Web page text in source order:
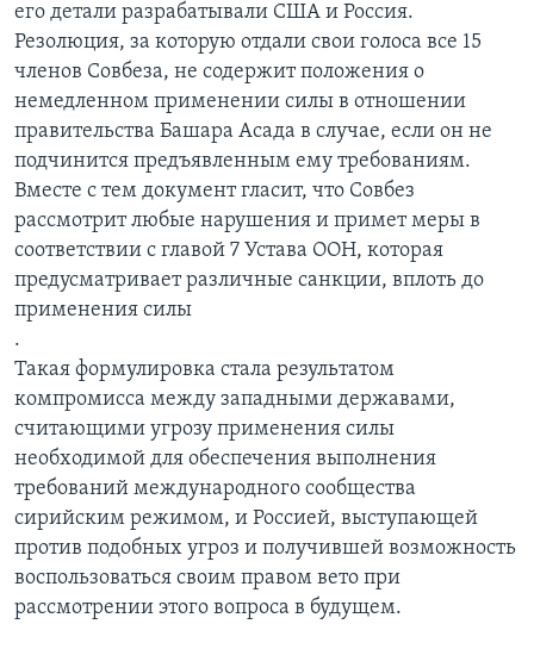
его детали разрабатывали США и Россия.
Резолюция, за которую отдали свои голоса все 15
членов Совбеза, не содержит положения о
немедленном применении силы в отношении
правительства Башара Асада в случае, если он не
подчинится предъявленным ему требованиям.
Вместе с тем документ гласит, что Совбез
рассмотрит любые нарушения и примет меры в
соответствии с главой 7 Устава ООН, которая
предусматривает различные санкции, вплоть до
применения силы
.
Такая формулировка стала результатом
компромисса между западными державами,
считающими угрозу применения силы
необходимой для обеспечения выполнения
требований международного сообщества
сирийским режимом, и Россией, выступающей
против подобных угроз и получившей возможность
воспользоваться своим правом вето при
рассмотрении этого вопроса в будущем.